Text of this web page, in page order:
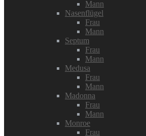
Mann
Nasenflügel
Frau
Mann
Septum
Frau
Mann
Medusa
Frau
Mann
Madonna
Frau
Mann
Monroe
Frau